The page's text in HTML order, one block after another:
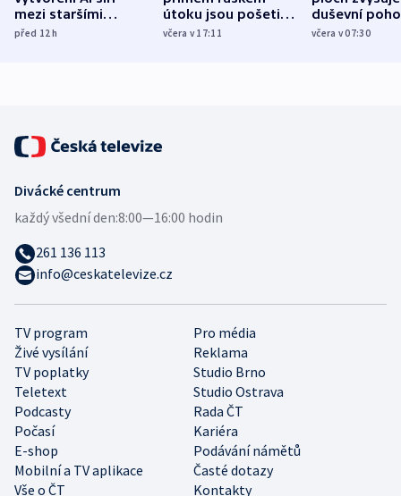
mezi staršími
Poláky nebezpečné
před 12h
útoku jsou pošetilé,
míní estonský
včera v 17:11
duševní
ukázala
včera v 07:30
TV program
Pro média
Živé vysílání
Reklama
TV poplatky
Studio Brno
Teletext
Studio Ostrava
Podcasty
Rada ČT
Počasí
Kariéra
E-shop
Podávání námětů
Mobilní a TV aplikace
Časté dotazy
Vše o ČT
Kontakty
Divácké centrum
každý všední den:8:00—16:00 hodin
261 136 113
info@ceskatelevize.cz